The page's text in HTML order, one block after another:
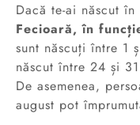
Dacă te-ai născut în
Fecioară, în
sunt născuți între 1
născut între 24 și
De asemenea,
august pot